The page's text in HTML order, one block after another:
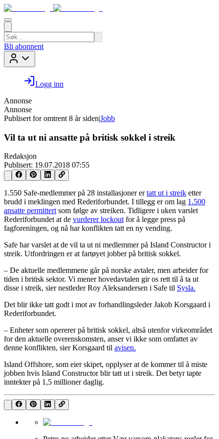
Bli abonnent
Logg inn
Annonse
Annonse
Publisert for omtrent 8 år siden|Jobb
Vil ta ut ni ansatte på britisk sokkel i streik
Redaksjon
Publisert: 19.07.2018 07:55
1.550 Safe-medlemmer på 28 installasjoner ertatt ut i streik etter
brudd i meklingen med Rederiforbundet. I tillegg er om lag 1.500
ansatte permittert som følge av streiken. Tidligere i uken varslet
Rederiforbundet at de vurderer lockout for å legge press på
fagforeningen, og nå har konflikten tatt en ny vending.
Safe har varslet at de vil ta ut ni medlemmer på Island Constructor i
streik. Utfordringen er at fartøyet jobber på britisk sokkel.
– De aktuelle medlemmene går på norske avtaler, men arbeider for
tiden i britisk sektor. Vi mener hovedavtalen gir os rett til å ta ut
disse i streik, sier nestleder Roy Aleksandersen i Safe til Sysla.
Det blir ikke tatt godt i mot av forhandlingsleder Jakob Korsgaard i
Rederiforbundet.
– Enheter som opererer på britisk sokkel, altså utenfor virkeområdet
for den aktuelle overenskomsten, anser vi ikke som omfattet av
denne konflikten, sier Korsgaard til avisen.
Island Offshore, som eier skipet, opplyser at de kommer til å miste
jobben hvis Island Constructor blir tatt ut i streik. Det betyr tapte
inntekter på 1,5 millioner daglig.